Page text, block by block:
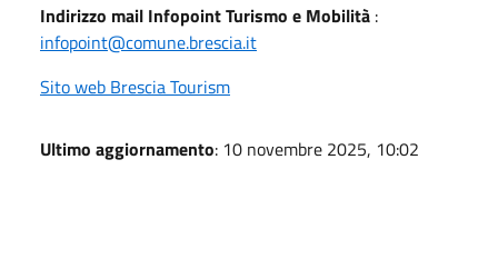
Indirizzo mail Infopoint Turismo e Mobilità :
infopoint@comune.brescia.it
Sito web Brescia Tourism
Ultimo aggiornamento: 10 novembre 2025, 10:02